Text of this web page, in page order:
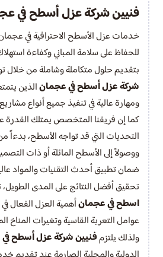
فنيين شركة عزل أسطح في
خدمات عزل الأسطح الاحترافية في
للحفاظ على سلامة المباني وكفاءة
بتقديم حلول متكاملة وشاملة من خلال
شركة عزل أسطح في عجمانالذين
ومهارة عالية في تنفيذ جميع أنواع
كما إن فريقنا المتخصص يمتلك القدرة
التحديات التي قد تواجه الأسطح، بدءاً
ووصولاً إلى الأسطح المائلة أو ذات
ضمان تطبيق أحدث التقنيات والمواد
تحقيق أفضل النتائج على المدى
اسطح في عجمانأهمية العزل الفعال
عوامل التعرية القاسية وتغيرات المناخ
ولذلك يلتزمفنيين شركة عزل أسطح